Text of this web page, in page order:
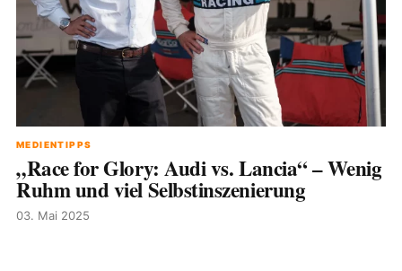
MEDIENTIPPS
„Race for Glory: Audi vs. Lancia“ – Wenig
Ruhm und viel Selbstinszenierung
03. Mai 2025